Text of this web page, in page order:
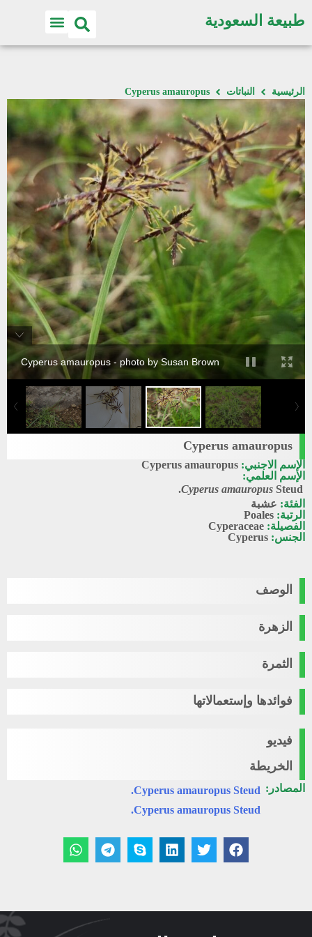
طبيعة السعودية
الرئيسية النباتات Cyperus amauropus
Cyperus amauropus - photo by Susan Brown
Cyperus amauropus
الإسم الاجنبي: Cyperus amauropus
الإسم العلمي:
Cyperus amauropus Steud.
الفئة: عشبة
الرتبة: Poales
الفصيلة: Cyperaceae
الجنس: Cyperus
الوصف
الزهرة
الثمرة
فوائدها وإستعمالاتها
فيديو
الخريطة
المصادر: Cyperus amauropus Steud.
Cyperus amauropus Steud.